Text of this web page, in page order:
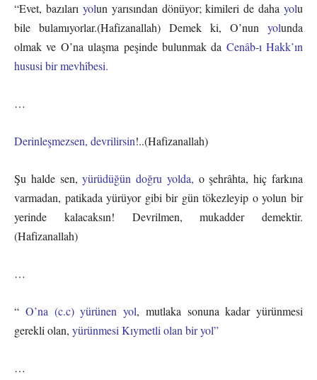
“Evet, bazıları yolun yarısından dönüyor; kimileri de daha yolu
bile bulamıyorlar.(Hafizanallah) Demek ki, O’nun yolunda
olmak ve O’na ulaşma peşinde bulunmak da Cenâb-ı Hakk’ın
hususi bir mevhîbesi.
…
Derinleşmezsen, devrilirsin!..(Hafizanallah)
Şu halde sen,yürüdüğün doğru yolda, o şehrâhta, hiç farkına
varmadan, patikada yürüyor gibi bir gün tökezleyip o yolun bir
yerinde kalacaksın! Devrilmen, mukadder demektir.
(Hafizanallah)
…
“ O’na (c.c) yürünen yol, mutlaka sonuna kadar yürünmesi
gerekli olan, yürünmesi Kıymetli olan bir yol”
…